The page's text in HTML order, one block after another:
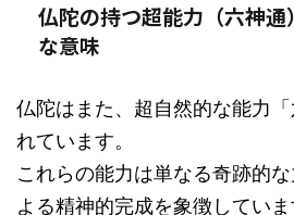
仏陀の持つ超能力（六神
な意味
仏陀はまた、超自然的な能力
れています。
これらの能力は単なる奇跡的
よる精神的完成を象徴していま